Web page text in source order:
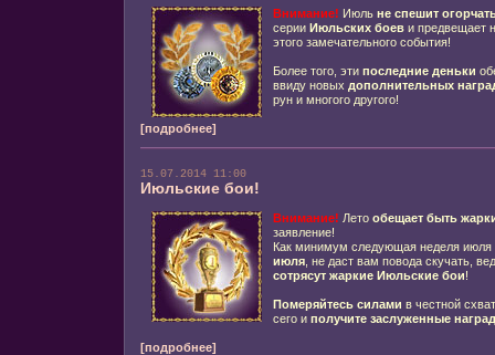
Внимание! Июль не спешит
серии Июльских боеви предвещает
этого замечательного события!
Более того, эти последние деньки
ввиду новых дополнительных
рун и многого другого!
[подробнее]
15.07.2014 11:00
Июльские бои!
Внимание! Лето обещает быть
заявление!
Как минимум следующая неделя
июля, не даст вам повода скучать,
сотрясут жаркие Июльские бои!
Померяйтесь силами в честной
сего и получите заслуженные
[подробнее]